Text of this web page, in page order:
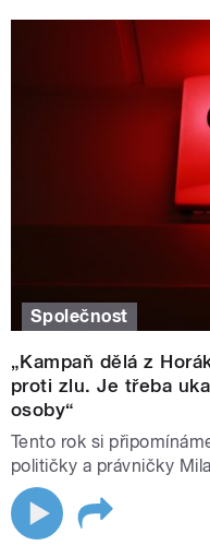
Společnost
„Kampaň dělá z
proti zlu. Je třeba
osoby“
Tento rok si
političky a právničky